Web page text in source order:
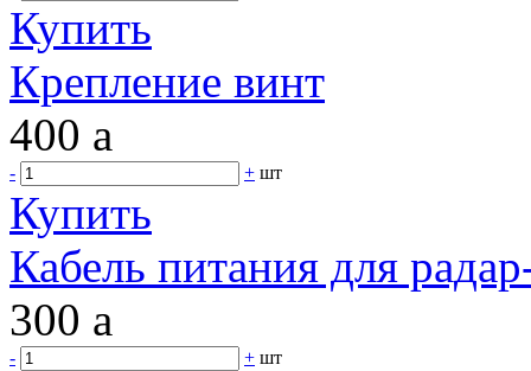
Купить
Крепление винт
400 a
- + шт
Купить
Кабель питания для
300 a
- + шт